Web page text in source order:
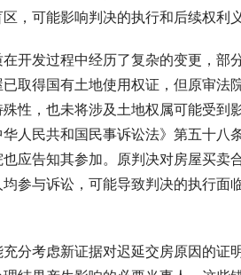
，可能影响判决的执行和后续权利
开发过程中经历了复杂的变更，部
取得国有土地使用权证，但原审法
性，也未将涉及土地权属可能受到
人民共和国民事诉讼法》第五十八
应告知其参加。原判决对房屋买卖
参与诉讼，可能导致判决的执行面
分考虑新证据对迟延交房原因的证